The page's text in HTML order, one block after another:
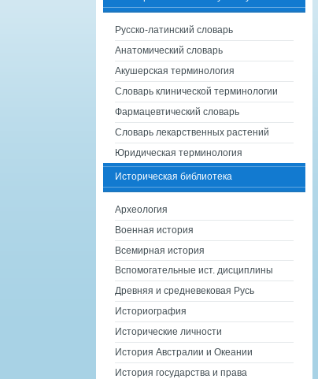
Русско-латинский словарь
Анатомический словарь
Акушерская терминология
Словарь клинической терминологии
Фармацевтический словарь
Словарь лекарственных растений
Юридическая терминология
Историческая библиотека
Археология
Военная история
Всемирная история
Вспомогательные ист. дисциплины
Древняя и средневековая Русь
Историография
Исторические личности
История Австралии и Океании
История государства и права